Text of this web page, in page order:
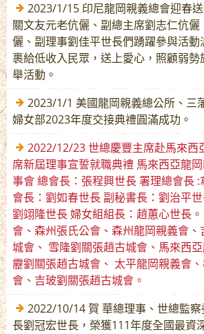
2023/1/15 印尼龍岡親義總會迎春
關文友元老伉儷、副總主席劉志仁伉
儷、副理事劉佳平世長們踴躍參與活
裹給低收入民眾，送上愛心，照顧弱
舉活動。
2023/1/1 美國龍岡親義總公所、三
婦女部2023年度交接典禮圓滿成功。
2022/12/23 世總慶豐主席赴馬來西
席新屆理事宣誓就職典禮 馬來西亞龍
事會 總會長：張程興世長 署理總會長
會長：劉如春世長 副秘書長：劉治平世
劉翊隆世長 婦女組組長：趙蕙心世長
會、森州張氏公會、森州龍岡親義會
城會、 雪隆劉關張趙古城會、馬來西
靂劉關張趙古城會、 太平龍岡親義會
會、吉玻劉關張趙古城會。
2022/10/14 賀 華總理事、世總監
長劉冠宏世長，榮獲111年度全國最資